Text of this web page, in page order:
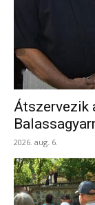
Átszervezik
2026. aug. 6.